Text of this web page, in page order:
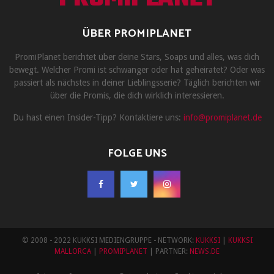
ÜBER PROMIPLANET
PromiPlanet berichtet über deine Stars, Soaps und alles, was dich
bewegt. Welcher Promi ist schwanger oder hat geheiratet? Oder was
passiert als nächstes in deiner Lieblingsserie? Täglich berichten wir
über die Promis, die dich wirklich interessieren.
Du hast einen Insider-Tipp? Kontaktiere uns: info@promiplanet.de
FOLGE UNS
© 2008 - 2022 KUKKSI MEDIENGRUPPE - NETWORK: KUKKSI|
KUKKSI
MALLORCA
PROMIPLANET | PARTNER: NEWS.DE